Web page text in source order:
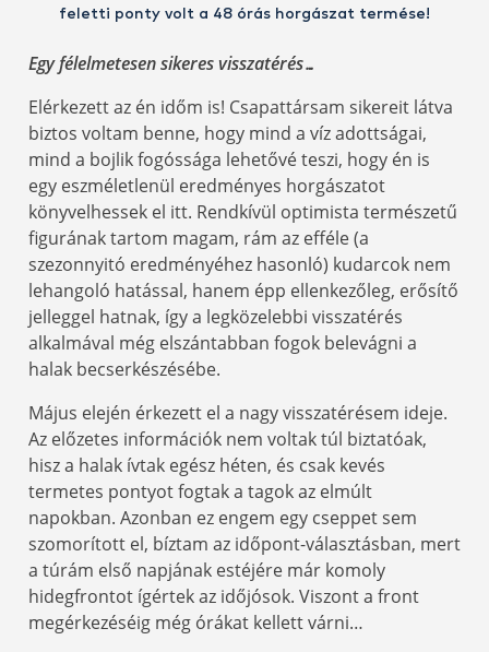
feletti ponty volt a 48 órás horgászat termése!
Egy félelmetesen sikeres visszatérés…
Elérkezett az én időm is! Csapattársam sikereit látva
biztos voltam benne, hogy mind a víz adottságai,
mind a bojlik fogóssága lehetővé teszi, hogy én is
egy eszméletlenül eredményes horgászatot
könyvelhessek el itt. Rendkívül optimista természetű
figurának tartom magam, rám az efféle (a
szezonnyitó eredményéhez hasonló) kudarcok nem
lehangoló hatással, hanem épp ellenkezőleg, erősítő
jelleggel hatnak, így a legközelebbi visszatérés
alkalmával még elszántabban fogok belevágni a
halak becserkészésébe.
Május elején érkezett el a nagy visszatérésem ideje.
Az előzetes információk nem voltak túl biztatóak,
hisz a halak ívtak egész héten, és csak kevés
termetes pontyot fogtak a tagok az elmúlt
napokban. Azonban ez engem egy cseppet sem
szomorított el, bíztam az időpont-választásban, mert
a túrám első napjának estéjére már komoly
hidegfrontot ígértek az időjósok. Viszont a front
megérkezéséig még órákat kellett várni…